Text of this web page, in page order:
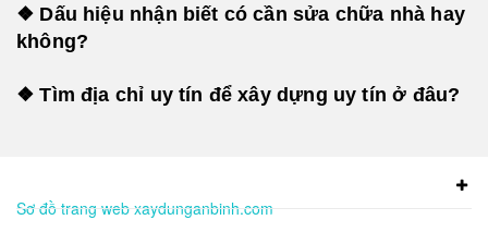
❖ Dấu hiệu nhận biết có cần sửa chữa nhà hay
không?
❖ Tìm địa chỉ uy tín để xây dựng uy tín ở đâu?
Sơ đồ trang web xaydunganbinh.com